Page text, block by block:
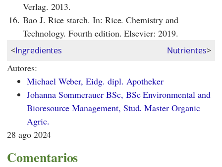
Verlag. 2013.
16. Bao J. Rice starch. In: Rice. Chemistry and
Technology. Fourth edition. Elsevier: 2019.
<Ingredientes Nutrientes>
Autores:
Michael Weber, Eidg. dipl. Apotheker
Johanna Sommerauer BSc, BSc Environmental and
Bioresource Management, Stud. Master Organic
Agric.
28 ago 2024
Comentarios